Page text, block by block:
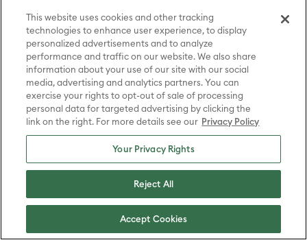
EXPRESS, THE YEAR WITHOUT A SANTA CLAUS and all related
characters and elements © & ™ Warner Bros. Entertainment Inc. (sXX);
THE POLAR EXPRESS book and characters © & ™ 1985 by Chris Van
Allsburg. Used by permission of Houghton Mifflin Company. All rights
reserved.; THE CURSE OF LA LLORONA, THE EXORCIST, IT, IT
CHAPTER TWO, THE LOST BOYS, ANNABELLE, THE CONJURING, THE
NUN, GREMLINS, GREMLINS 2: THE NEW BATCH and all related
characters and elements © & ™ Warner Bros. Entertainment Inc. (sXX);
FRIDAY THE 13TH, FREDDY VS. JASON, and all related characters and
elements © & ™ New Line Productions, Inc. (sXX); CADDYSHACK,
DALLAS, GOODFELLAS, THE GREAT GATSBY, READY PLAYER ONE,
THE O.C., PRETTY LITTLE LIARS, WESTWORLD, CORPSE BRIDE, THE
BIG BANG THEORY, FRIENDS, BEETLEJUICE, GILMORE GIRLS, GOSSIP
KOMBAT, WILLY WONKA & THE CHOCOLATE FACTORY and all
related characters and elements © & ™ Warner Bros. Entertainment
Inc. (sXX); WB SHIELD: © & ™ Warner Bros. Entertainment Inc. (sXX);
characters and elements © & ™ Home Box Office, Inc. (sXX); CHILLING
ADVENTURES OF SABRINA, RIVERDALE © & ™ Warner Bros.
Entertainment Inc. Archie Comics and all related characters and
This website uses cookies and other tracking
technologies to enhance user experience, to display
personalized advertisements and to analyze
performance and traffic on our website. We also share
information about your use of our site with our social
media, advertising and analytics partners. You can
exercise your rights to opt-out of sale of processing
personal data for targeted advertising by clicking the
link on the right. For more details see our Privacy Policy
Your Privacy Rights
Reject All
Accept Cookies